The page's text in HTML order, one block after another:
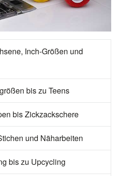
Inch-Größen und
bis zu Teens
bis Zickzackschere
und Näharbeiten
bis zu Upcycling